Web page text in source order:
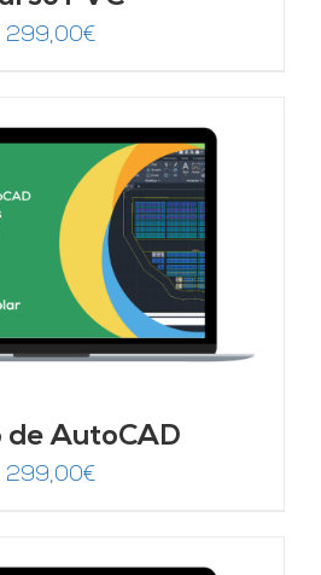
299,00€
de AutoCAD
299,00€